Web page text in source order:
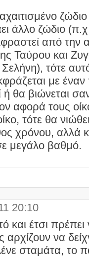
άλλο ζώδιο
από την
Ταύρου και
τότε
με
θα βιώνεται
αφορά τους
τότε θα
χρόνου, αλλά
μεγάλο βαθμό.
20:10
και έτσι
αρχίζουν να
σταμάτα, το